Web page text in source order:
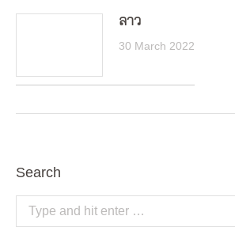
ลาว
30 March 2022
Search
Search: